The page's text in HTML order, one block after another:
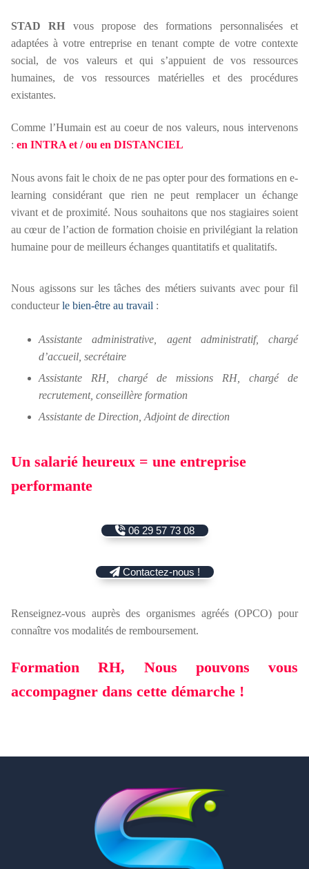
STAD RH vous propose des formations personnalisées et
adaptées à votre entreprise en tenant compte de votre contexte
social, de vos valeurs et qui s’appuient de vos ressources
humaines, de vos ressources matérielles et des procédures
existantes.
Comme l’Humain est au coeur de nos valeurs, nous intervenons
: en INTRA et / ou en DISTANCIEL
Nous avons fait le choix de ne pas opter pour des formations en e-
learning considérant que rien ne peut remplacer un échange
vivant et de proximité. Nous souhaitons que nos stagiaires soient
au cœur de l’action de formation choisie en privilégiant la relation
humaine pour de meilleurs échanges quantitatifs et qualitatifs.
Nous agissons sur les tâches des métiers suivants avec pour fil
conducteurle bien-être au travail :
Assistante administrative, agent administratif, chargé
d’accueil, secrétaire
Assistante RH, chargé de missions RH, chargé de
recrutement, conseillère formation
Assistante de Direction, Adjoint de direction
Un salarié heureux = une entreprise
performante
06 29 57 73 08
Contactez-nous !
Renseignez-vous auprès des organismes agréés (OPCO) pour
connaître vos modalités de remboursement.
Formation RH, Nous pouvons vous
accompagner dans cette démarche !